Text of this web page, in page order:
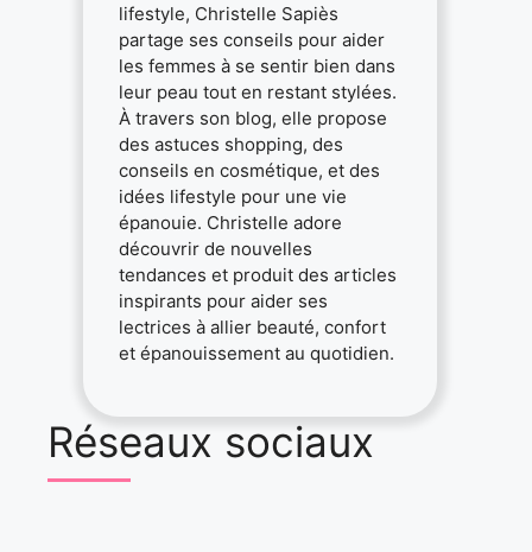
lifestyle, Christelle Sapiès
partage ses conseils pour aider
les femmes à se sentir bien dans
leur peau tout en restant stylées.
À travers son blog, elle propose
des astuces shopping, des
conseils en cosmétique, et des
idées lifestyle pour une vie
épanouie. Christelle adore
découvrir de nouvelles
tendances et produit des articles
inspirants pour aider ses
lectrices à allier beauté, confort
et épanouissement au quotidien.
Réseaux sociaux